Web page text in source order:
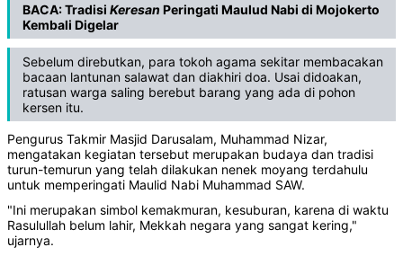
BACA:Tradisi Keresan Peringati Maulud Nabi di Mojokerto
Kembali Digelar
Sebelum direbutkan, para tokoh agama sekitar membacakan
bacaan lantunan salawat dan diakhiri doa. Usai didoakan,
ratusan warga saling berebut barang yang ada di pohon
kersen itu.
Pengurus Takmir Masjid Darusalam, Muhammad Nizar,
mengatakan kegiatan tersebut merupakan budaya dan tradisi
turun-temurun yang telah dilakukan nenek moyang terdahulu
untuk memperingati Maulid Nabi Muhammad SAW.
"Ini merupakan simbol kemakmuran, kesuburan, karena di waktu
Rasulullah belum lahir, Mekkah negara yang sangat kering,"
ujarnya.